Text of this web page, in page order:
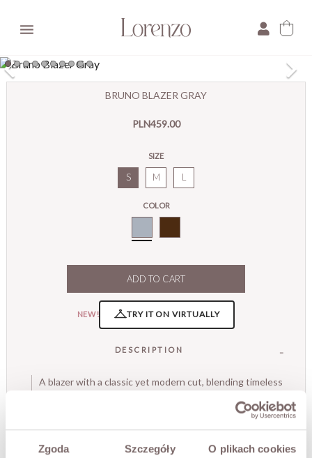
Zgoda Szczegóły O plikach cookies

BRUNO BLAZER GRAY
PLN459.00
SIZE
S M L
COLOR
ADD TO CART
NEW! TRY IT ON VIRTUALLY
DESCRIPTION
A blazer with a classic yet modern cut, blending timeless
flatters the figure, while lightly widened shoulders add
structure and strength. The model fastens with a button
the office and for casual looks alike - with jeans or a knit